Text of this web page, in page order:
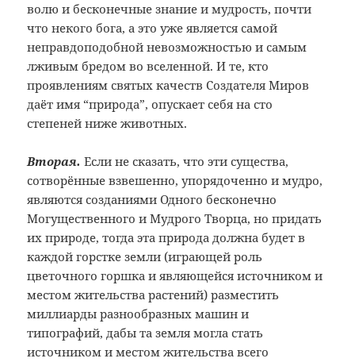
волю и бесконечные знание и мудрость, почти
что некого бога, а это уже является самой
неправдоподобной невозможностью и самым
лживым бредом во вселенной. И те, кто
проявлениям святых качеств Создателя Миров
даёт имя “природа”, опускает себя на сто
степеней ниже животных.
Вторая. Если не сказать, что эти существа,
сотворённые взвешенно, упорядоченно и мудро,
являются созданиями Одного бесконечно
Могущественного и Мудрого Творца, но придать
их природе, тогда эта природа должна будет в
каждой горстке земли (играющей роль
цветочного горшка и являющейся источником и
местом жительства растений) разместить
миллиарды разнообразных машин и
типографий, дабы та земля могла стать
источником и местом жительства всего